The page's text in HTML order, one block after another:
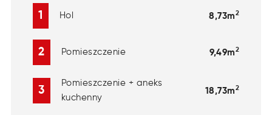
1 Hol 8,73m2
2 Pomieszczenie 9,49m2
3
Pomieszczenie + aneks
kuchenny
18,73m2